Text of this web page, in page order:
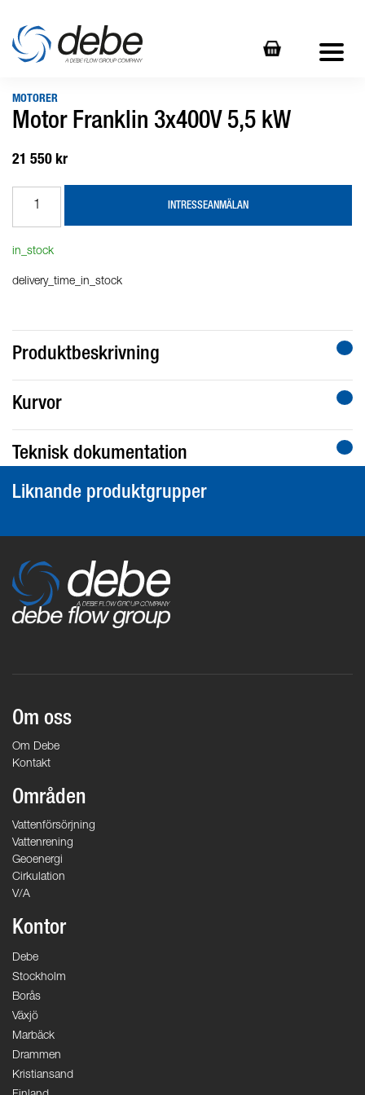
MOTORER
Motor Franklin 3x400V 5,5 kW
21 550 kr
INTRESSEANMÄLAN
in_stock
delivery_time_in_stock
Produktbeskrivning
Kurvor
Teknisk dokumentation
Liknande produktgrupper
Om oss
Om Debe
Kontakt
Områden
Vattenförsörjning
Vattenrening
Geoenergi
Cirkulation
V/A
Kontor
Debe
Stockholm
Borås
Växjö
Marbäck
Drammen
Kristiansand